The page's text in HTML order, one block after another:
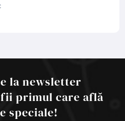
la newsletter
primul care află
speciale!